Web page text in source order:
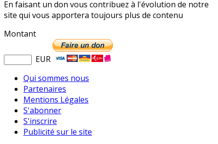
En faisant un don vous contribuez à l'évolution de notre
site qui vous apportera toujours plus de contenu
Montant
EUR
Qui sommes nous
Partenaires
Mentions Légales
S'abonner
S'inscrire
Publicité sur le site